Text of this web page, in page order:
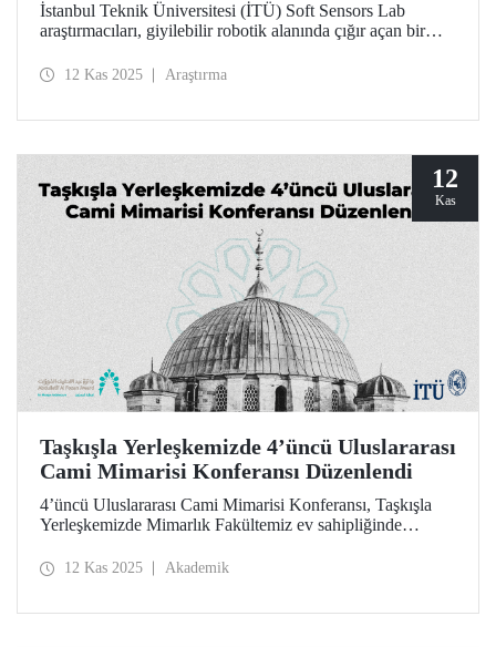
İstanbul Teknik Üniversitesi (İTÜ) Soft Sensors Lab
araştırmacıları, giyilebilir robotik alanında çığır açan bir
12 Kas 2025 Araştırma
12
Kas
Taşkışla Yerleşkemizde 4’üncü Uluslararası
Cami Mimarisi Konferansı Düzenlendi
4’üncü Uluslararası Cami Mimarisi Konferansı, Taşkışla
Yerleşkemizde Mimarlık Fakültemiz ev sahipliğinde
Mimarisi Ödülü iş birliğiyle düzenlenen konferansta miras
12 Kas 2025 Akademik